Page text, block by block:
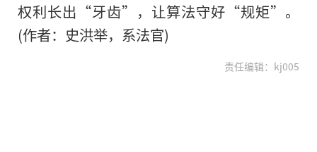
权利长出“牙齿”，让算法守好“规矩”。
(作者：史洪举，系法官)
责任编辑：kj005